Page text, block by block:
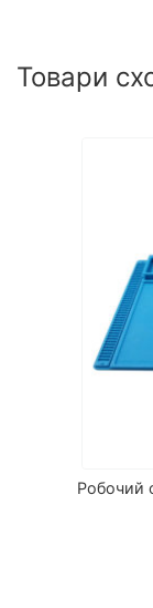
Товари
Робочий